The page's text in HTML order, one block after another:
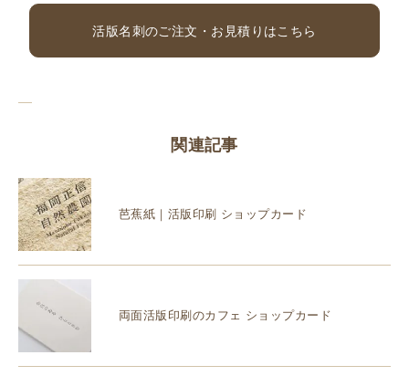
活版名刺のご注文・お見積りはこちら
関連記事
芭蕉紙｜活版印刷 ショップカード
両面活版印刷のカフェ ショップカード